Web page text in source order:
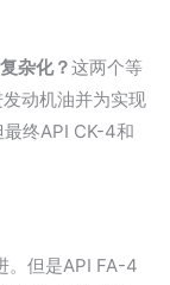
杂化？这两个等
动机油并为实现
终API CK-4和
。但是API FA-4